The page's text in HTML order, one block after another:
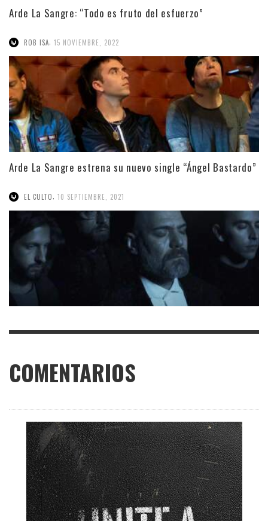
Arde La Sangre: “Todo es fruto del esfuerzo”
ROB ISA 15 NOVIEMBRE, 2022
Arde La Sangre estrena su nuevo single “Ángel Bastardo”
EL CULTO 10 SEPTIEMBRE, 2021
COMENTARIOS